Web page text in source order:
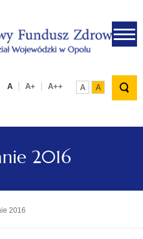
A A+ A++ A A
2016
2016